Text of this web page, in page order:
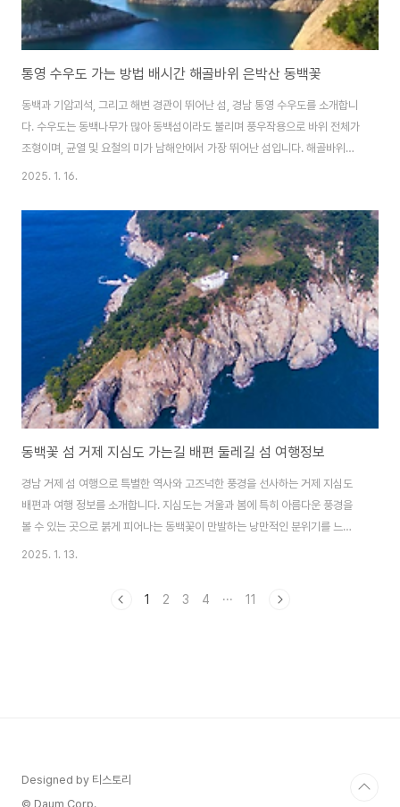
통영 수우도 가는 방법 배시간 해골바위 은박산 동백꽃
동백과 기암괴석, 그리고 해변 경관이 뛰어난 섬, 경남 통영 수우도를 소개합니
다. 수우도는 동백나무가 많아 동백섬이라도 불리며 풍우작용으로 바위 전체가
조형이며, 균열 및 요철의 미가 남해안에서 가장 뛰어난 섬입니다. 해골바위로
유명한 통영 수우도 가는 길 배편과 섬 여행정보 알아보도록 하겠습니다. 통
영 장사도 배편 및 여행정보 알아보기 수우도 가는 방법 배시간 & 요금모양이
소처럼 생겼으며 동백나무 서식지로 유명한 수우도는 사량도에 속한 면적
1.28㎢의 작은 섬으로 통영시에 속하는 여러 섬들 가운데 가장 서쪽 해상에
위치해 있습니다. 행정상으로는 통영에 속하지만 경남 사천에 있는 삼천포항을
통해서 배를 타고 들어..
2025. 1. 16.
동백꽃 섬 거제 지심도 가는길 배편 둘레길 섬 여행정보
경남 거제 섬 여행으로 특별한 역사와 고즈넉한 풍경을 선사하는 거제 지심도
배편과 여행 정보를 소개합니다. 지심도는 겨울과 봄에 특히 아름다운 풍경을
볼 수 있는 곳으로 붉게 피어나는 동백꽃이 만발하는 낭만적인 분위기를 느낄
수 있습니다. 거제 섬에서 동백을 만날 수 있는 또 다른 섬, 거제 내도에 대한
2025. 1. 13.
1 2 3 4 ··· 11
Designed by 티스토리
© Daum Corp.